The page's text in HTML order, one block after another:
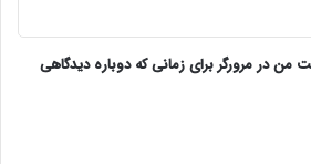
من در مرورگر برای زمانی که دوباره دیدگاهی